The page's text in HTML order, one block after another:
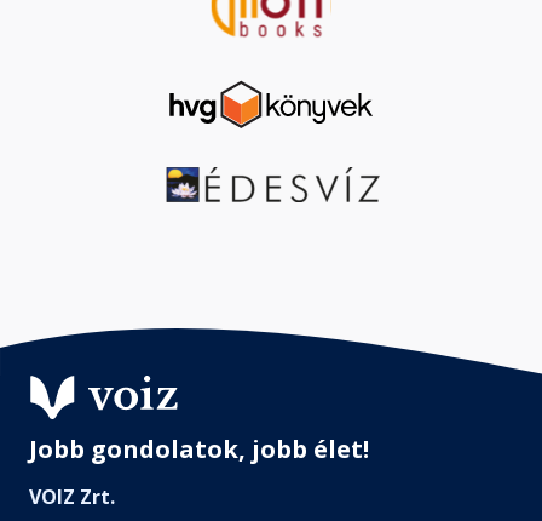
Jobb gondolatok, jobb élet!
VOIZ Zrt.